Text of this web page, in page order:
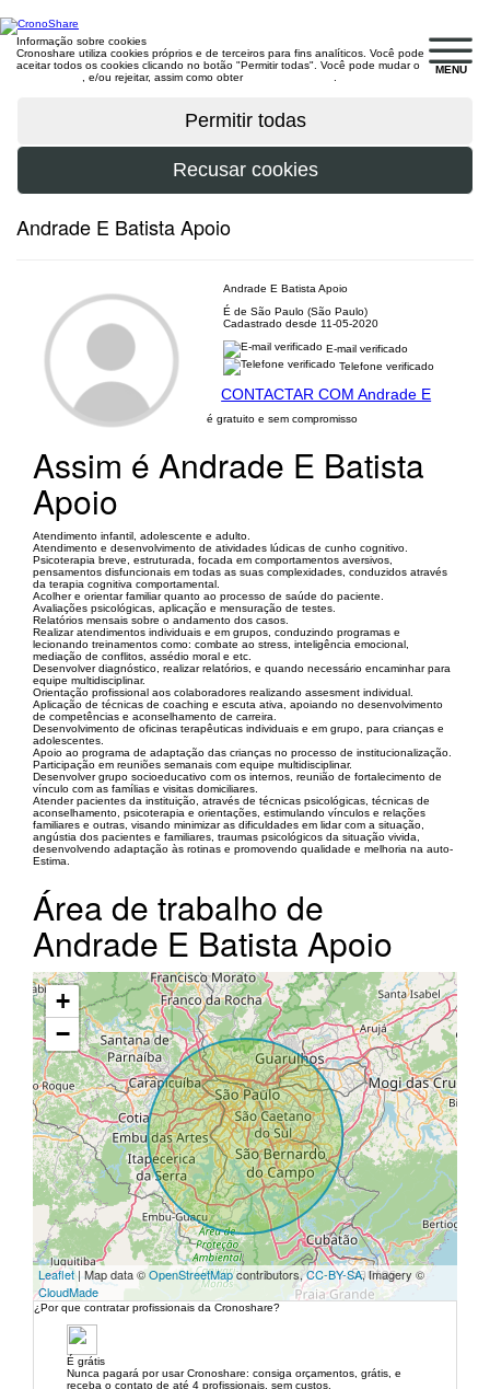
MENU
Informação sobre cookies
Cronoshare utiliza cookies próprios e de terceiros para fins analíticos. Você pode
aceitar todos os cookies clicando no botão "Permitir todas". Você pode mudar o
, e/ou rejeitar, assim como obter
Andrade E Batista Apoio
Andrade E Batista Apoio
É de São Paulo (São Paulo)
Cadastrado desde 11-05-2020
E-mail verificado
Telefone verificado
CONTACTAR COM Andrade E
é gratuito e sem compromisso
Assim é Andrade E Batista
Apoio
Atendimento infantil, adolescente e adulto.
Atendimento e desenvolvimento de atividades lúdicas de cunho cognitivo.
Psicoterapia breve, estruturada, focada em comportamentos aversivos,
pensamentos disfuncionais em todas as suas complexidades, conduzidos através
da terapia cognitiva comportamental.
Acolher e orientar familiar quanto ao processo de saúde do paciente.
Avaliações psicológicas, aplicação e mensuração de testes.
Relatórios mensais sobre o andamento dos casos.
Realizar atendimentos individuais e em grupos, conduzindo programas e
lecionando treinamentos como: combate ao stress, inteligência emocional,
mediação de conflitos, assédio moral e etc.
Desenvolver diagnóstico, realizar relatórios, e quando necessário encaminhar para
equipe multidisciplinar.
Orientação profissional aos colaboradores realizando assesment individual.
Aplicação de técnicas de coaching e escuta ativa, apoiando no desenvolvimento
de competências e aconselhamento de carreira.
Desenvolvimento de oficinas terapêuticas individuais e em grupo, para crianças e
adolescentes.
Apoio ao programa de adaptação das crianças no processo de institucionalização.
Participação em reuniões semanais com equipe multidisciplinar.
Desenvolver grupo socioeducativo com os internos, reunião de fortalecimento de
vínculo com as famílias e visitas domiciliares.
Atender pacientes da instituição, através de técnicas psicológicas, técnicas de
aconselhamento, psicoterapia e orientações, estimulando vínculos e relações
familiares e outras, visando minimizar as dificuldades em lidar com a situação,
angústia dos pacientes e familiares, traumas psicológicos da situação vivida,
desenvolvendo adaptação às rotinas e promovendo qualidade e melhoria na auto-
Estima.
Área de trabalho de
Andrade E Batista Apoio
+
−
Leaflet| Map data ©OpenStreetMapcontributors,CC-BY-SA, Imagery ©
CloudMade
¿Por que contratar profissionais da Cronoshare?
É grátis
Nunca pagará por usar Cronoshare: consiga orçamentos, grátis, e
receba o contato de até 4 profissionais, sem custos.